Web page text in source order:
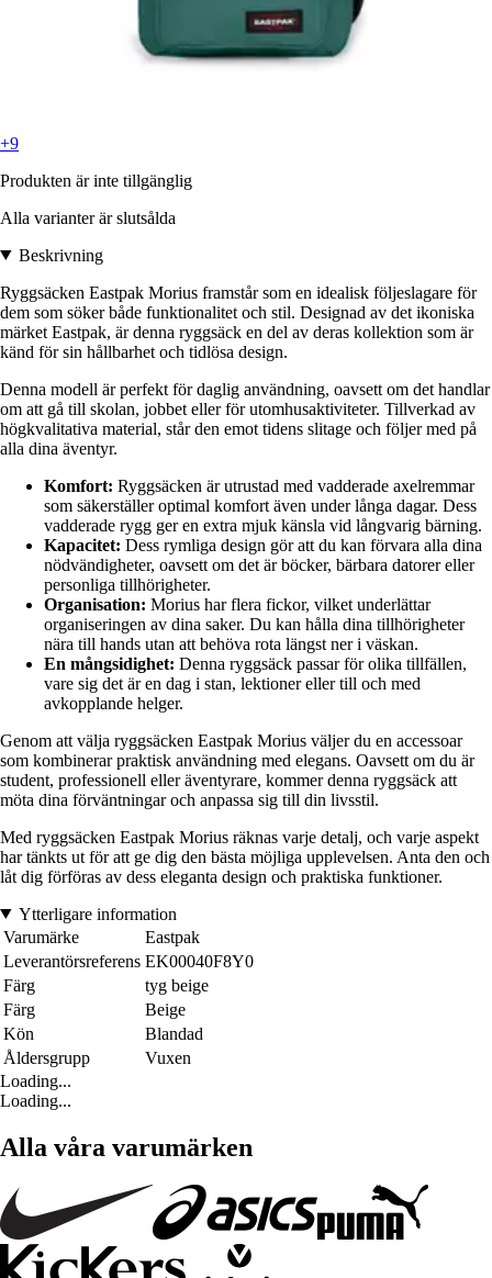
+9
Produkten är inte tillgänglig
Alla varianter är slutsålda
Beskrivning
Ryggsäcken Eastpak Morius framstår som en idealisk följeslagare för
dem som söker både funktionalitet och stil. Designad av det ikoniska
märket Eastpak, är denna ryggsäck en del av deras kollektion som är
känd för sin hållbarhet och tidlösa design.
Denna modell är perfekt för daglig användning, oavsett om det handlar
om att gå till skolan, jobbet eller för utomhusaktiviteter. Tillverkad av
högkvalitativa material, står den emot tidens slitage och följer med på
alla dina äventyr.
Komfort: Ryggsäcken är utrustad med vadderade axelremmar
som säkerställer optimal komfort även under långa dagar. Dess
vadderade rygg ger en extra mjuk känsla vid långvarig bärning.
Kapacitet: Dess rymliga design gör att du kan förvara alla dina
nödvändigheter, oavsett om det är böcker, bärbara datorer eller
personliga tillhörigheter.
Organisation: Morius har flera fickor, vilket underlättar
organiseringen av dina saker. Du kan hålla dina tillhörigheter
nära till hands utan att behöva rota längst ner i väskan.
En mångsidighet: Denna ryggsäck passar för olika tillfällen,
vare sig det är en dag i stan, lektioner eller till och med
avkopplande helger.
Genom att välja ryggsäcken Eastpak Morius väljer du en accessoar
som kombinerar praktisk användning med elegans. Oavsett om du är
student, professionell eller äventyrare, kommer denna ryggsäck att
möta dina förväntningar och anpassa sig till din livsstil.
Med ryggsäcken Eastpak Morius räknas varje detalj, och varje aspekt
har tänkts ut för att ge dig den bästa möjliga upplevelsen. Anta den och
låt dig förföras av dess eleganta design och praktiska funktioner.
Ytterligare information
Varumärke
Eastpak
Leverantörsreferens EK00040F8Y0
Färg
tyg beige
Färg
Beige
Kön
Blandad
Åldersgrupp
Vuxen
Loading...
Loading...
Alla våra varumärken